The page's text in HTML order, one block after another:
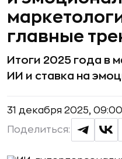
главные
Итоги 2025 года в
ИИ и ставка на
31 декабря 2025, 09:00
Поделиться: